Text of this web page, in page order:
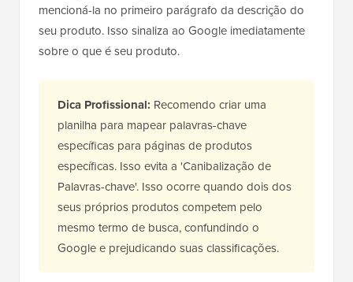
mencioná-la no primeiro parágrafo da descrição do
seu produto. Isso sinaliza ao Google imediatamente
sobre o que é seu produto.
Dica Profissional: Recomendo criar uma
planilha para mapear palavras-chave
específicas para páginas de produtos
específicas. Isso evita a 'Canibalização de
Palavras-chave'. Isso ocorre quando dois dos
seus próprios produtos competem pelo
mesmo termo de busca, confundindo o
Google e prejudicando suas classificações.